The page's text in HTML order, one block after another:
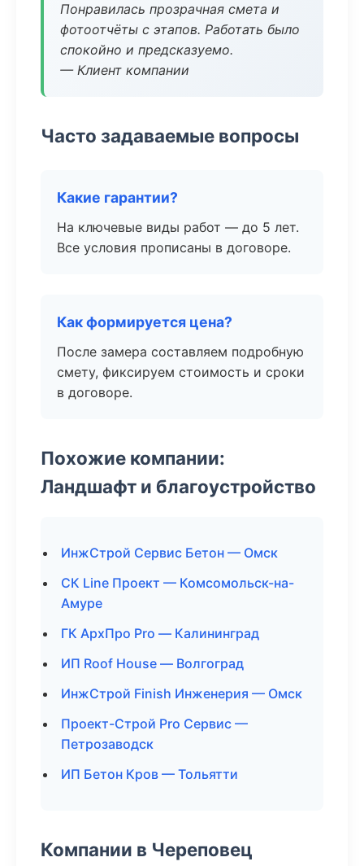
Понравилась прозрачная смета и
фотоотчёты с этапов. Работать было
спокойно и предсказуемо.
— Клиент компании
Часто задаваемые вопросы
Какие гарантии?
На ключевые виды работ — до 5 лет.
Все условия прописаны в договоре.
Как формируется цена?
После замера составляем подробную
смету, фиксируем стоимость и сроки
в договоре.
Похожие компании:
Ландшафт и благоустройство
ИнжСтрой Сервис Бетон — Омск
СК Line Проект — Комсомольск-на-
Амуре
ГК АрхПро Pro — Калининград
ИП Roof House — Волгоград
ИнжСтрой Finish Инженерия — Омск
Проект-Строй Pro Сервис —
Петрозаводск
ИП Бетон Кров — Тольятти
Компании в Череповец